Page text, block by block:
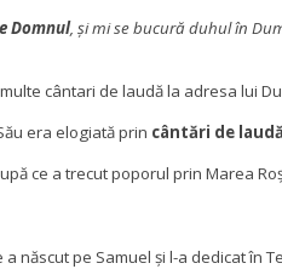
Domnul, şi mi se bucură duhul în
cântari de laudă la adresa lui
era elogiată prin cântări de
ce a trecut poporul prin Marea
născut pe Samuel și l-a dedicat în